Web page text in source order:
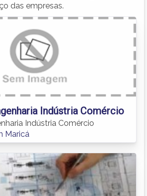
das empresas.
Indústria Comércio
Indústria Comércio
Maricá